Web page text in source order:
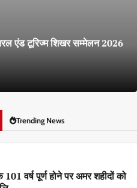
एंड टूरिज्म शिखर सम्मेलन 2026
Trending News
101 वर्ष पूर्ण होने पर अमर शहीदों को